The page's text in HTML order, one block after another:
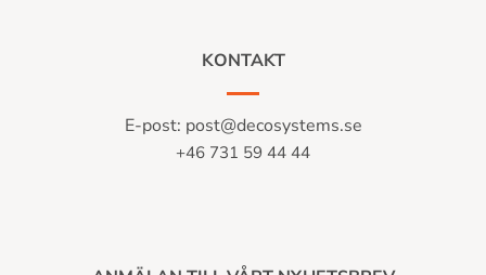
KONTAKT
E-post: post@decosystems.se
+46 731 59 44 44